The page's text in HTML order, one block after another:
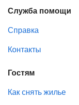
Служба помощи
Справка
Контакты
Гостям
Как снять жилье